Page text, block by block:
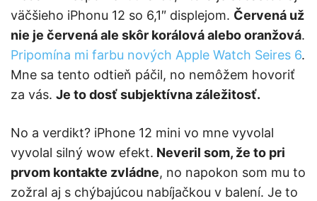
väčšieho iPhonu 12 so 6,1″ displejom. Červená už
nie je červená ale skôr korálová alebo oranžová.
Pripomína mi farbu nových Apple Watch Seires 6.
Mne sa tento odtieň páčil, no nemôžem hovoriť
za vás. Je to dosť subjektívna záležitosť.
No a verdikt? iPhone 12 mini vo mne vyvolal
vyvolal silný wow efekt. Neveril som, že to pri
prvom kontakte zvládne, no napokon som mu to
zožral aj s chýbajúcou nabíjačkou v balení. Je to